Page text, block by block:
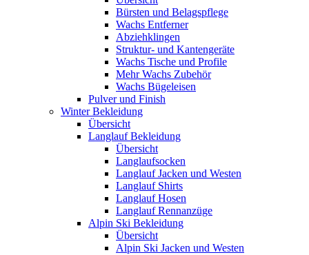
Bürsten und Belagspflege
Wachs Entferner
Abziehklingen
Struktur- und Kantengeräte
Wachs Tische und Profile
Mehr Wachs Zubehör
Wachs Bügeleisen
Pulver und Finish
Winter Bekleidung
Übersicht
Langlauf Bekleidung
Übersicht
Langlaufsocken
Langlauf Jacken und Westen
Langlauf Shirts
Langlauf Hosen
Langlauf Rennanzüge
Alpin Ski Bekleidung
Übersicht
Alpin Ski Jacken und Westen